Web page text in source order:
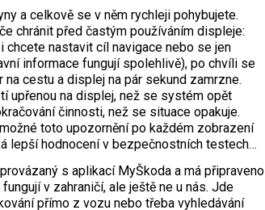
a celkově se v něm rychleji pohybujete.
chránit před častým používáním displeje:
chcete nastavit cíl navigace nebo se jen
informace fungují spolehlivě), po chvíli se
cestu a displej na pár sekund zamrzne.
upřenou na displej, než se systém opět
činnosti, než se situace opakuje.
toto upozornění po každém zobrazení
lepší hodnocení v bezpečnostních testech…
s aplikací MyŠkoda a má připraveno
v zahraničí, ale ještě ne u nás. Jde
přímo z vozu nebo třeba vyhledávání